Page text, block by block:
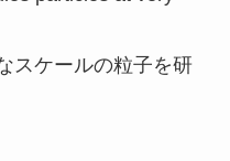
スケールの粒子を研